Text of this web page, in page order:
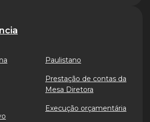
Paulistano
Prestação de contas da
Mesa Diretora
Execução orçamentária